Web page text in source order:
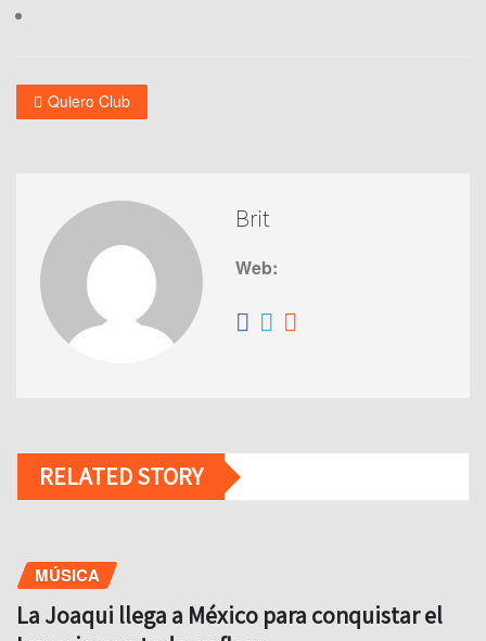
Quiero Club
Brit
Web:
RELATED STORY
MÚSICA
La Joaqui llega a México para conquistar el